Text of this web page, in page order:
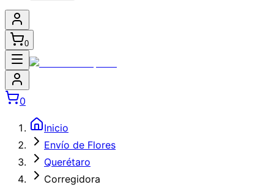
0
0
Inicio
Envío de Flores
Querétaro
Corregidora